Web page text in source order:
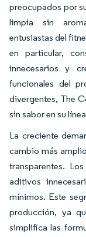
preocupados por
limpia sin
entusiastas del
en particular,
innecesarios y
funcionales del
divergentes, The
sin sabor en su
La creciente
cambio más
transparentes.
aditivos
mínimos. Este
producción, ya
simplifica las